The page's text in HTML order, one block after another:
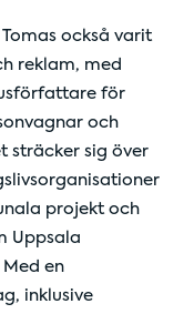
också varit
reklam, med
för
och
sträcker sig över
projekt och
Uppsala
en
inklusive